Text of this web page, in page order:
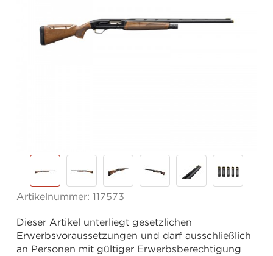
Artikelnummer:117573
Dieser Artikel unterliegt gesetzlichen
Erwerbsvoraussetzungen und darf ausschließlich
an Personen mit gültiger Erwerbsberechtigung